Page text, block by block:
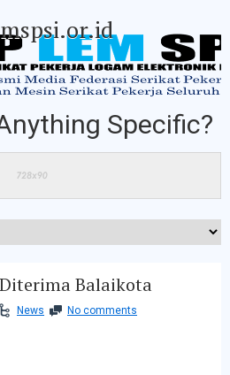
Specific?
Balaikota
News No comments